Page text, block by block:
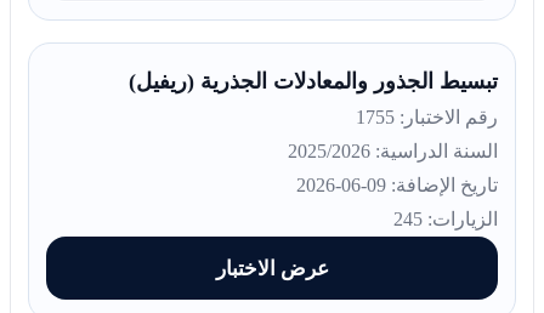
تبسيط الجذور والمعادلات الجذرية (ريفيل)
رقم الاختبار: 1755
السنة الدراسية: 2025/2026
تاريخ الإضافة: 09-06-2026
الزيارات: 245
عرض الاختبار